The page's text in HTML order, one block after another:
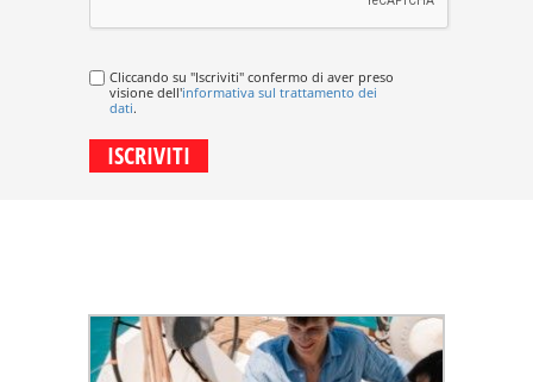
Cliccando su "Iscriviti" confermo di aver preso
visione dell'informativa sul trattamento dei
dati.